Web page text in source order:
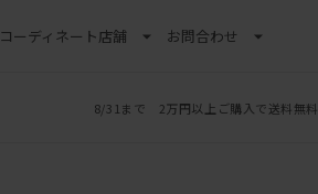
コーディネート店舗 お問合わせ
8/31まで 2万円以上ご購入で送料無料